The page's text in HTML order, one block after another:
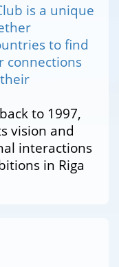
is a unique
to find
connections
to 1997,
vision and
interactions
in Riga